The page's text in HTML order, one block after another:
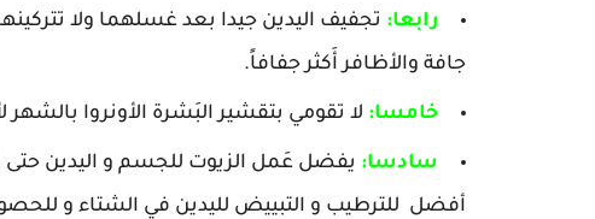
رابعا: تجفيف اليدين جيدا بعد غسلهما ولا
جافة والأظافر أَكثر جفافاً.
خامسا: لا تقومي بتقشير البَشرة الأونروا
سادسا: يفضل عَمل الزيوت للجسم و اليدين
أفضل للترطيب و التبييض لليدين في الشتاء و